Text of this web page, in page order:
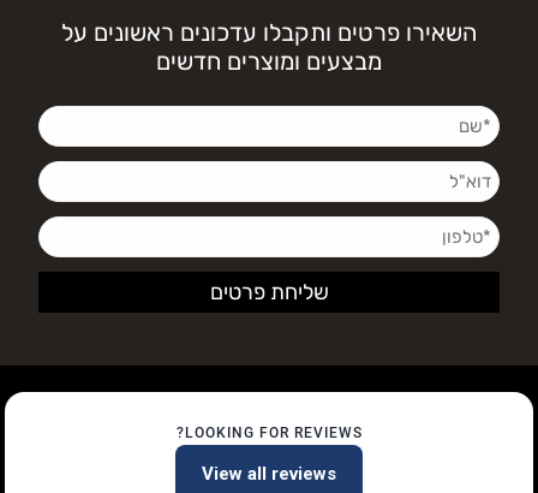
השאירו פרטים ותקבלו עדכונים ראשונים על
מבצעים ומוצרים חדשים
LOOKING FOR REVIEWS?
View all reviews